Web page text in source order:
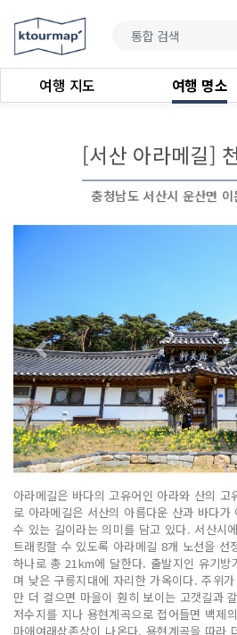
여행 지도 여행 명소
[서산 아라메길]
충청남도 서산시 운산면
아라메길은 바다의 고유어인 아라와 산의
로 아라메길은 서산의 아름다운 산과 바다가
수 있는 길이라는 의미를 담고 있다. 서산시
트래킹할 수 있도록 아라메길 8개 노선을 선
하나로 총 21km에 달한다. 출발지인 유기방
며 낮은 구릉지대에 자리한 가옥이다. 주위
만 더 걸으면 마을이 훤히 보이는 고갯길과
저수지를 지나 용현계곡으로 접어들면 백제
마애여래삼존상이 나온다. 용현계곡을 따라